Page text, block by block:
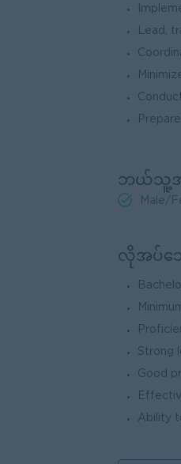
Lead,
ဘယ်သူ့
Male/
လိုအပ်သ
Strong
Good
Ability